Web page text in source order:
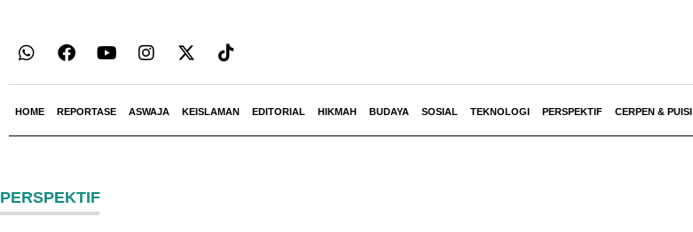
HOME REPORTASE ASWAJA KEISLAMAN EDITORIAL HIKMAH BUDAYA SOSIAL TEKNOLOGI PERSPEKTIF CERPEN & PUISI
PERSPEKTIF